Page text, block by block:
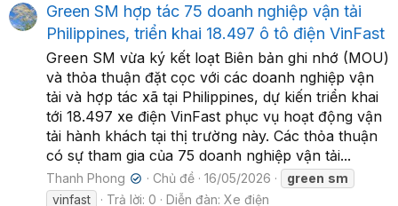
Green SM hợp tác 75 doanh nghiệp vận tải
Philippines, triển khai 18.497 ô tô điện VinFast
Green SM vừa ký kết loạt Biên bản ghi nhớ (MOU)
và thỏa thuận đặt cọc với các doanh nghiệp vận
tải và hợp tác xã tại Philippines, dự kiến triển khai
tới 18.497 xe điện VinFast phục vụ hoạt động vận
tải hành khách tại thị trường này. Các thỏa thuận
có sự tham gia của 75 doanh nghiệp vận tải...
Thanh Phong ✔ Chủ đề 16/05/2026 green sm
vinfast
Trả lời: 0 Diễn đàn: Xe điện